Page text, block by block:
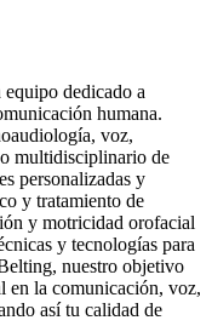
dedicado a
humana.
voz,
multidisciplinario de
personalizadas y
y tratamiento de
y motricidad orofacial
y tecnologías para
nuestro objetivo
en la comunicación, voz,
así tu calidad de